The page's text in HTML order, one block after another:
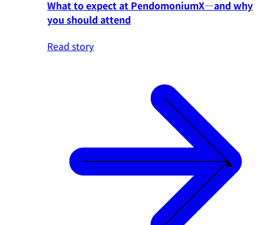
What to expect at PendomoniumX—and why
you should attend
Read story